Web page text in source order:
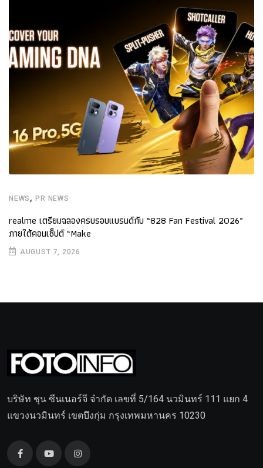
NEWS ,PR NEWS
realme เตรียมฉลองครบรอบแบรนด์กับ “828 Fan Festival 2026”
ภายใต้คอนเซ็ปต์ “Make
AUGUST 7, 2026
บริษัท ชุน ซีนเนอร์จี จำกัด เลขที่ 5/164 นวมินทร์ 111 แยก 4
แขวงนวมินทร์ เขตบึงกุ่ม กรุงเทพมหานคร 10230